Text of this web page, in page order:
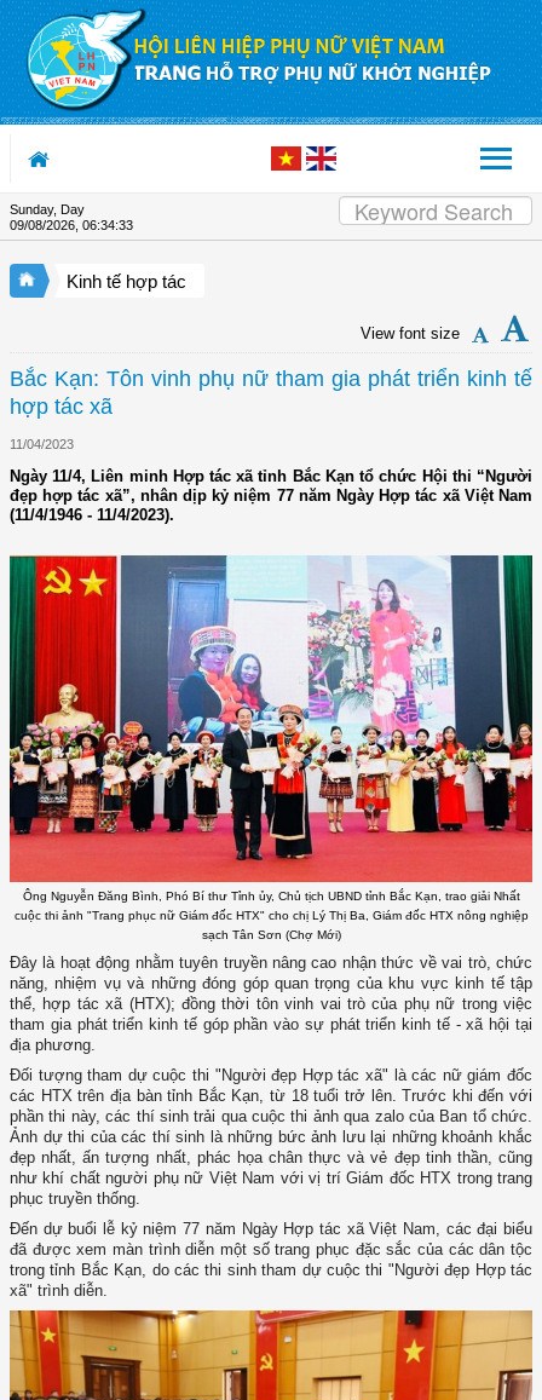
Skip to Content
Sunday, Day
09/08/2026 06:34:34
Kinh tế hợp tác
View font size
Bắc Kạn: Tôn vinh phụ nữ tham gia phát triển kinh tế
hợp tác xã
11/04/2023
Ngày 11/4, Liên minh Hợp tác xã tỉnh Bắc Kạn tổ chức Hội thi “Người
đẹp hợp tác xã”, nhân dịp kỷ niệm 77 năm Ngày Hợp tác xã Việt Nam
(11/4/1946 - 11/4/2023).
Ông Nguyễn Đăng Bình, Phó Bí thư Tỉnh ủy, Chủ tịch UBND tỉnh Bắc Kạn, trao giải Nhất
cuộc thi ảnh "Trang phục nữ Giám đốc HTX" cho chị Lý Thị Ba, Giám đốc HTX nông nghiệp
sạch Tân Sơn (Chợ Mới)
Đây là hoạt động nhằm tuyên truyền nâng cao nhận thức về vai trò, chức
năng, nhiệm vụ và những đóng góp quan trọng của khu vực kinh tế tập
thể, hợp tác xã (HTX); đồng thời tôn vinh vai trò của phụ nữ trong việc
tham gia phát triển kinh tế góp phần vào sự phát triển kinh tế - xã hội tại
địa phương.
Đối tượng tham dự cuộc thi "Người đẹp Hợp tác xã" là các nữ giám đốc
các HTX trên địa bàn tỉnh Bắc Kạn, từ 18 tuổi trở lên. Trước khi đến với
phần thi này, các thí sinh trải qua cuộc thi ảnh qua zalo của Ban tổ chức.
Ảnh dự thi của các thí sinh là những bức ảnh lưu lại những khoảnh khắc
đẹp nhất, ấn tượng nhất, phác họa chân thực và vẻ đẹp tinh thần, cũng
như khí chất người phụ nữ Việt Nam với vị trí Giám đốc HTX trong trang
phục truyền thống.
Đến dự buổi lễ kỷ niệm 77 năm Ngày Hợp tác xã Việt Nam, các đại biểu
đã được xem màn trình diễn một số trang phục đặc sắc của các dân tộc
trong tỉnh Bắc Kạn, do các thi sinh tham dự cuộc thi "Người đẹp Hợp tác
xã" trình diễn.